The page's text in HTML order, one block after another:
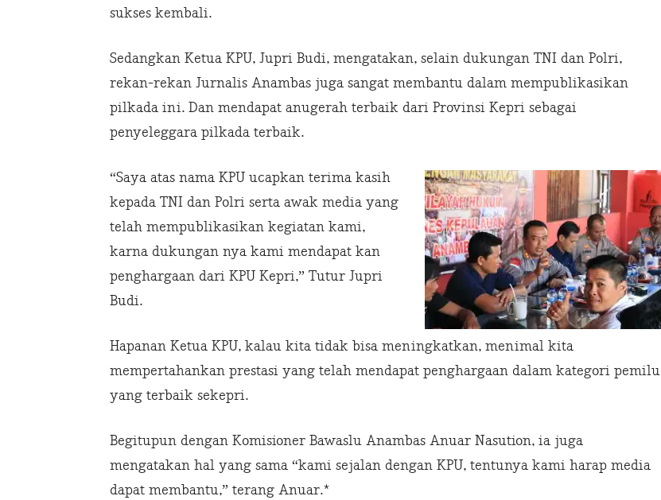
sukses kembali.
Sedangkan Ketua KPU, Jupri Budi, mengatakan, selain dukungan TNI dan Polri,
rekan-rekan Jurnalis Anambas juga sangat membantu dalam mempublikasikan
pilkada ini. Dan mendapat anugerah terbaik dari Provinsi Kepri sebagai
penyeleggara pilkada terbaik.
“Saya atas nama KPU ucapkan terima kasih
kepada TNI dan Polri serta awak media yang
telah mempublikasikan kegiatan kami,
karna dukungan nya kami mendapat kan
penghargaan dari KPU Kepri,” Tutur Jupri
Budi.
Hapanan Ketua KPU, kalau kita tidak bisa meningkatkan, menimal kita
mempertahankan prestasi yang telah mendapat penghargaan dalam kategori pemilu
yang terbaik sekepri.
Begitupun dengan Komisioner Bawaslu Anambas Anuar Nasution, ia juga
mengatakan hal yang sama “kami sejalan dengan KPU, tentunya kami harap media
dapat membantu,” terang Anuar.*